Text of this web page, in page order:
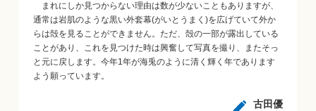
まれにしか見つからない理由は数が少ないこともありますが、
通常は岩肌のような黒い外套幕(がいとうまく)を広げていて外か
らは殻を見ることができません。ただ、殻の一部が露出している
ことがあり、これを見つけた時は興奮して写真を撮り、またそっ
と元に戻します。今年1年が海兎のように清く輝く年であります
よう願っています。
古田優